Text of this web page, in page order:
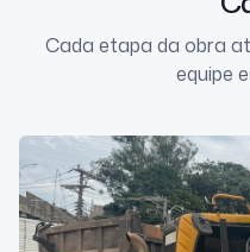
Cada etapa da obra
equipe